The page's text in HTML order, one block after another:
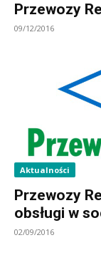
Przewozy
09/12/2016
Aktualności
Przewozy
obsługi w
02/09/2016